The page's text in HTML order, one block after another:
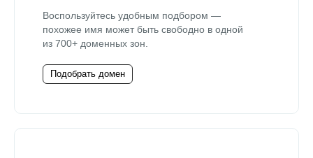
Воспользуйтесь удобным подбором —
похожее имя может быть свободно в одной
из 700+ доменных зон.
Подобрать домен